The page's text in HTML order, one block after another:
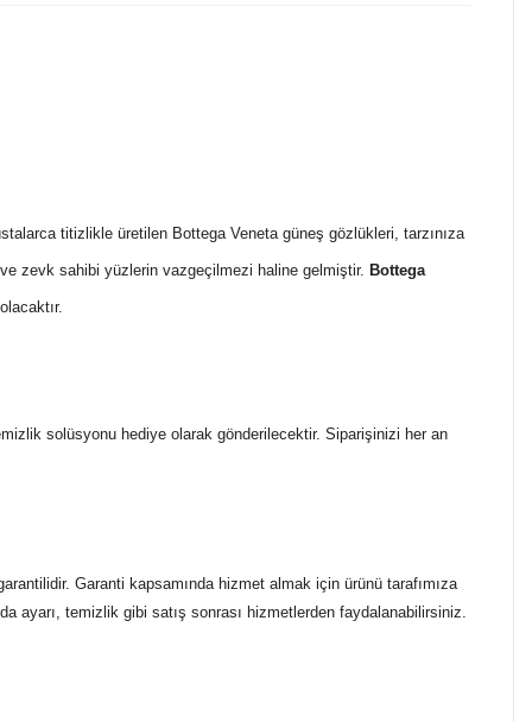
titizlikle üretilen Bottega Veneta güneş gözlükleri, tarzınıza
zevk sahibi yüzlerin vazgeçilmezi haline gelmiştir. Bottega
solüsyonu hediye olarak gönderilecektir. Siparişinizi her an
Garanti kapsamında hizmet almak için ürünü tarafımıza
ayarı, temizlik gibi satış sonrası hizmetlerden faydalanabilirsiniz.